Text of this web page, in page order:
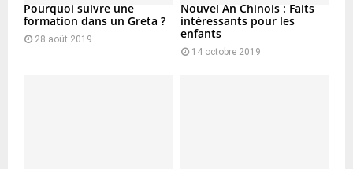
Pourquoi suivre une
formation dans un Greta ?
28 août 2019
Nouvel An Chinois : Faits
intéressants pour les
enfants
14 octobre 2019